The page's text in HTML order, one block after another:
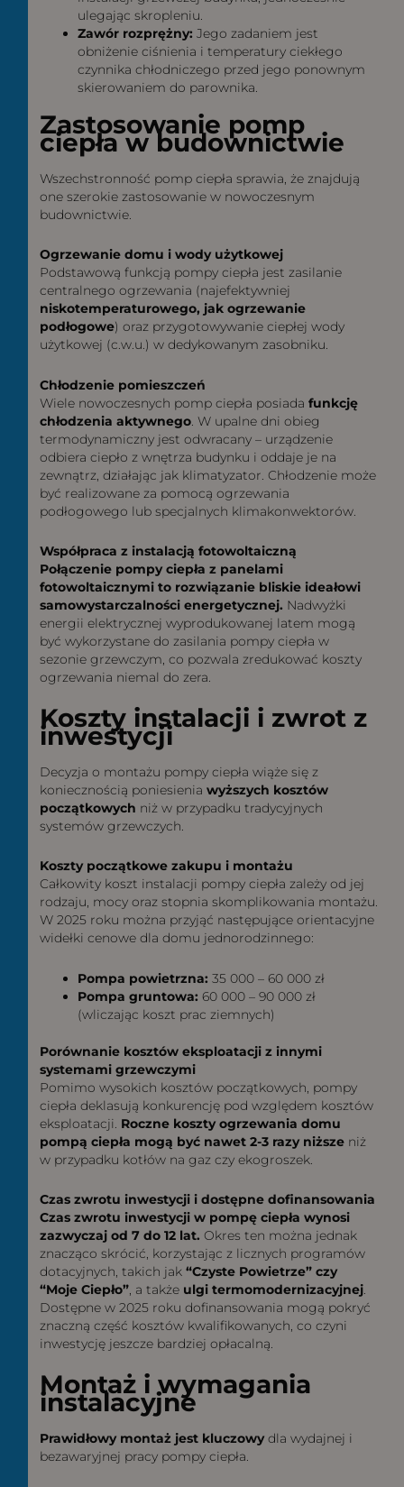
ulegając skropleniu.
Zawór rozprężny: Jego zadaniem jest
obniżenie ciśnienia i temperatury ciekłego
czynnika chłodniczego przed jego ponownym
skierowaniem do parownika.
Zastosowanie pomp
ciepła w budownictwie
Wszechstronność pomp ciepła sprawia, że znajdują
one szerokie zastosowanie w nowoczesnym
budownictwie.
Ogrzewanie domu i wody użytkowej
Podstawową funkcją pompy ciepła jest zasilanie
centralnego ogrzewania (najefektywniej
niskotemperaturowego, jak ogrzewanie
podłogowe) oraz przygotowywanie ciepłej wody
użytkowej (c.w.u.) w dedykowanym zasobniku.
Chłodzenie pomieszczeń
Wiele nowoczesnych pomp ciepła posiada funkcję
chłodzenia aktywnego. W upalne dni obieg
termodynamiczny jest odwracany – urządzenie
odbiera ciepło z wnętrza budynku i oddaje je na
zewnątrz, działając jak klimatyzator. Chłodzenie może
być realizowane za pomocą ogrzewania
podłogowego lub specjalnych klimakonwektorów.
Współpraca z instalacją fotowoltaiczną
Połączenie pompy ciepła z panelami
fotowoltaicznymi to rozwiązanie bliskie ideałowi
samowystarczalności energetycznej. Nadwyżki
energii elektrycznej wyprodukowanej latem mogą
być wykorzystane do zasilania pompy ciepła w
sezonie grzewczym, co pozwala zredukować koszty
ogrzewania niemal do zera.
Koszty instalacji i zwrot z
inwestycji
Decyzja o montażu pompy ciepła wiąże się z
koniecznością poniesienia wyższych kosztów
początkowych niż w przypadku tradycyjnych
systemów grzewczych.
Koszty początkowe zakupu i montażu
Całkowity koszt instalacji pompy ciepła zależy od jej
rodzaju, mocy oraz stopnia skomplikowania montażu.
W 2025 roku można przyjąć następujące orientacyjne
widełki cenowe dla domu jednorodzinnego:
Pompa powietrzna: 35 000 – 60 000 zł
Pompa gruntowa: 60 000 – 90 000 zł
(wliczając koszt prac ziemnych)
Porównanie kosztów eksploatacji z innymi
systemami grzewczymi
Pomimo wysokich kosztów początkowych, pompy
ciepła deklasują konkurencję pod względem kosztów
eksploatacji. Roczne koszty ogrzewania domu
pompą ciepła mogą być nawet 2-3 razy niższeniż
w przypadku kotłów na gaz czy ekogroszek.
Czas zwrotu inwestycji i dostępne dofinansowania
Czas zwrotu inwestycji w pompę ciepła wynosi
zazwyczaj od 7 do 12 lat. Okres ten można jednak
znacząco skrócić, korzystając z licznych programów
dotacyjnych, takich jak “Czyste Powietrze” czy
“Moje Ciepło”, a także ulgi termomodernizacyjnej.
Dostępne w 2025 roku dofinansowania mogą pokryć
znaczną część kosztów kwalifikowanych, co czyni
inwestycję jeszcze bardziej opłacalną.
Montaż i wymagania
instalacyjne
Prawidłowy montaż jest kluczowydla wydajnej i
bezawaryjnej pracy pompy ciepła.